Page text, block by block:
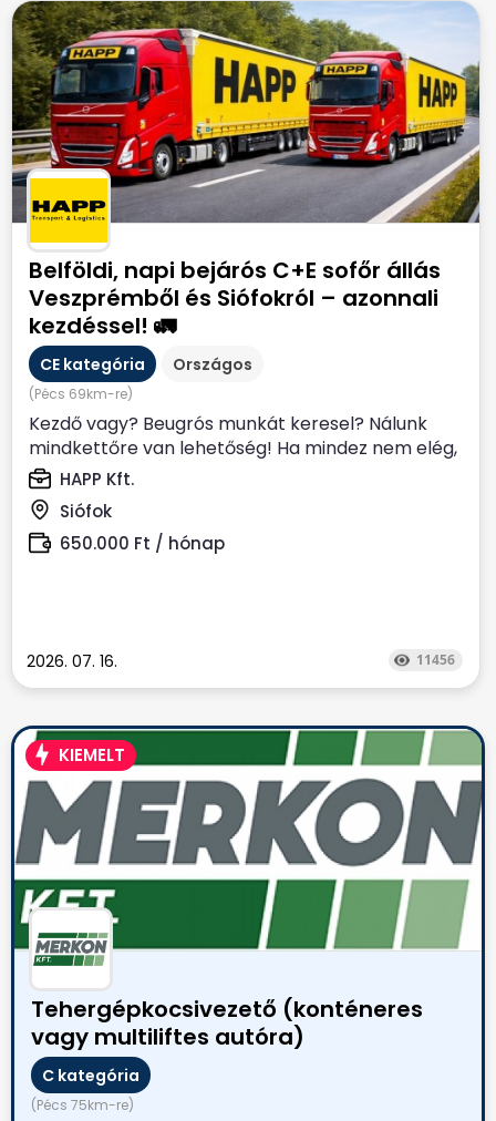
Belföldi, napi bejárós C+E sofőr állás
Veszprémből és Siófokról – azonnali
kezdéssel! 🚛
CE kategória Országos
(Pécs 69km-re)
Kezdő vagy? Beugrós munkát keresel? Nálunk
mindkettőre van lehetőség! Ha mindez nem elég,
akkor honoráljuk...
HAPP Kft.
Siófok
650.000 Ft / hónap
2026. 07. 16. 11456
KIEMELT
Tehergépkocsivezető (konténeres
vagy multiliftes autóra)
C kategória
(Pécs 75km-re)